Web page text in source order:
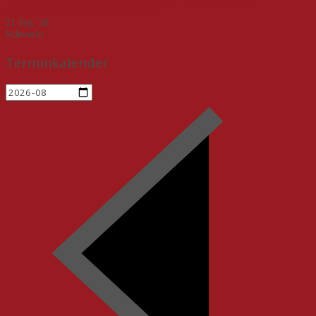
21 Sep. 26
Schwerin
Terminkalender